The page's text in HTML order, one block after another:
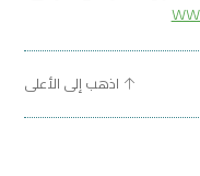
اذهب إلى الأعلى